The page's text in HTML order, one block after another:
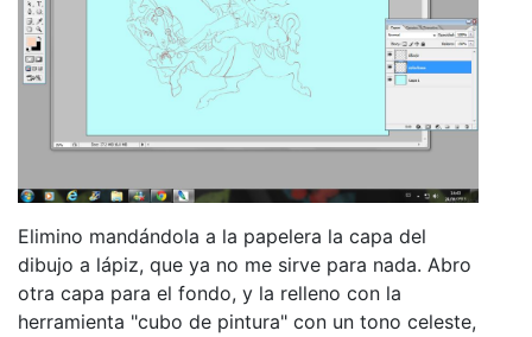
Elimino mandándola a la papelera la capa del
dibujo a lápiz, que ya no me sirve para nada. Abro
otra capa para el fondo, y la relleno con la
herramienta "cubo de pintura" con un tono celeste,